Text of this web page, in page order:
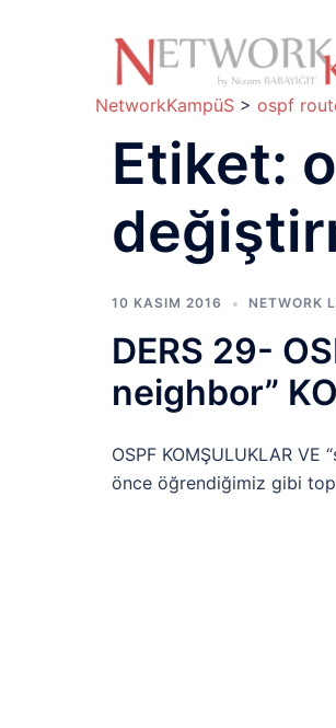
NetworkKampüS > ospf
Etiket:
10 KASIM 2016 NETWORK
DERS 29-
neighbor”
OSPF KOMŞULUKLAR
önce öğrendiğimiz gibi